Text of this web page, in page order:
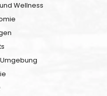
Wellness